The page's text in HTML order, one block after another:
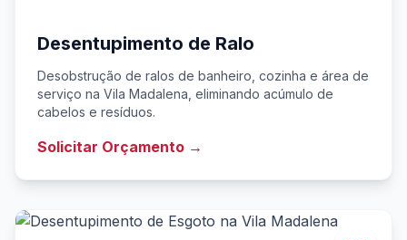
Desentupimento de Ralo
Desobstrução de ralos de banheiro, cozinha e área de
serviço na Vila Madalena, eliminando acúmulo de
cabelos e resíduos.
Solicitar Orçamento →